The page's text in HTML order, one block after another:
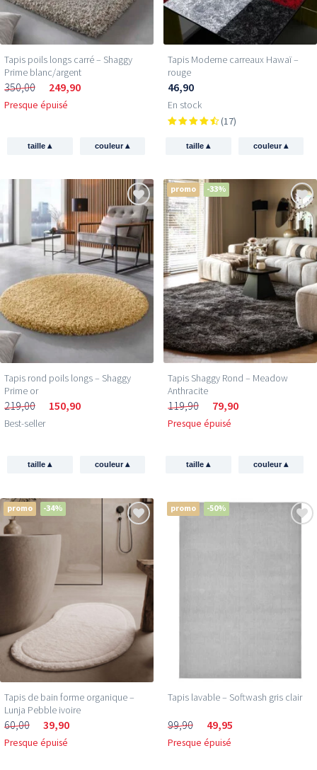
Tapis poils longs carré – Shaggy
Prime blanc/argent
350,00 249,90
Presque épuisé
taille▴ couleur▴
Tapis Moderne carreaux Hawaï –
rouge
46,90
En stock
(17)
taille▴ couleur▴
Tapis rond poils longs – Shaggy
Prime or
219,00 150,90
Best-seller
taille▴ couleur▴
promo -33%
Tapis Shaggy Rond – Meadow
Anthracite
119,90 79,90
Presque épuisé
taille▴ couleur▴
promo -34%
Tapis de bain forme organique –
Lunja Pebble ivoire
60,00 39,90
Presque épuisé
promo -50%
Tapis lavable – Softwash gris clair
99,90 49,95
Presque épuisé